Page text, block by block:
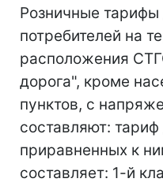
Розничные тарифы
потребителей на
расположения
дорога", кроме
пунктов, с
составляют:
приравненных к
составляет: 1-й